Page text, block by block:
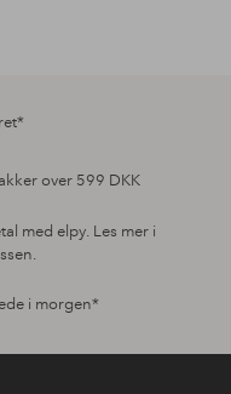
over 599 DKK
med elpy. Les mer i
i morgen*